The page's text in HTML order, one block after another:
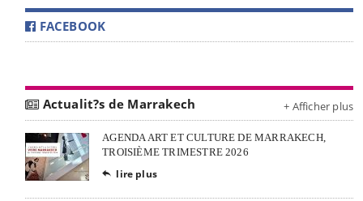
FACEBOOK
Actualit?s de Marrakech + Afficher plus
AGENDA ART ET CULTURE DE MARRAKECH,
TROISIÈME TRIMESTRE 2026
 lire plus